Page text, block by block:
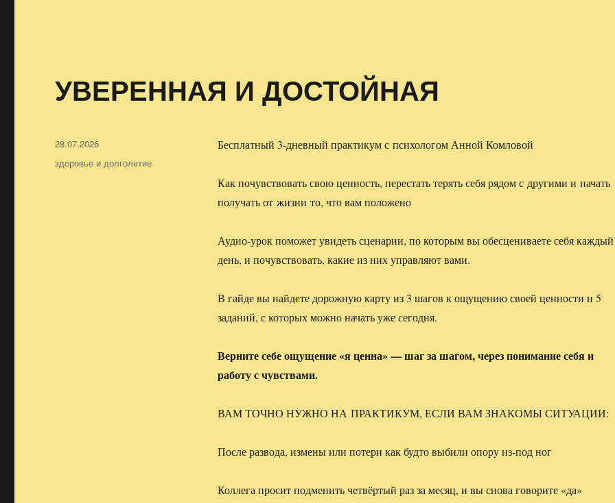
УВЕРЕННАЯ И ДОСТОЙНАЯ
Бесплатный 3-дневный практикум с психологом Анной Комловой
Как почувствовать свою ценность, перестать терять себя рядом с другими и начать
получать от жизни то, что вам положено
Аудио-урок поможет увидеть сценарии, по которым вы обесцениваете себя каждый
день, и почувствовать, какие из них управляют вами.
В гайде вы найдете дорожную карту из 3 шагов к ощущению своей ценности и 5
заданий, с которых можно начать уже сегодня.
Верните себе ощущение «я ценна» — шаг за шагом, через понимание себя и
работу с чувствами.
ВАМ ТОЧНО НУЖНО НА ПРАКТИКУМ, ЕСЛИ ВАМ ЗНАКОМЫ СИТУАЦИИ:
После развода, измены или потери как будто выбили опору из-под ног
Коллега просит подменить четвёртый раз за месяц, и вы снова говорите «да»
Опубликовано
28.07.2026
Рубрики
здоровье и долголетие